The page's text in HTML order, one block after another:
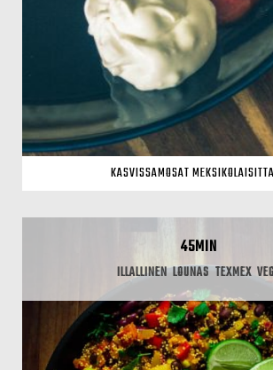
KASVISSAMOSAT
45MIN
ILLALLINEN LOUNAS TEXMEX